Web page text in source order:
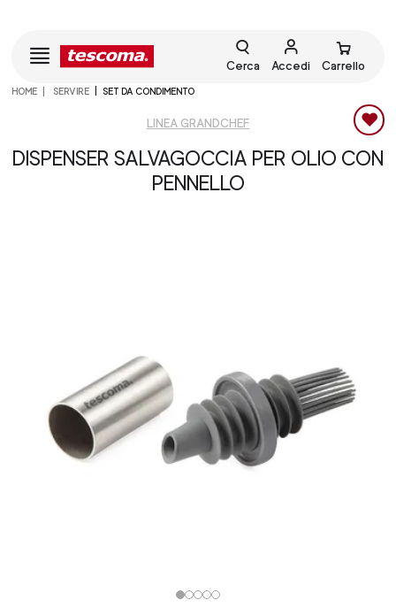
Cerca Accedi Carrello
HOME SERVIRE SET DA CONDIMENTO
LINEA GRANDCHEF
DISPENSER SALVAGOCCIA PER OLIO CON
PENNELLO